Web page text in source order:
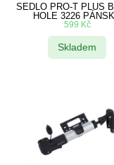
SEDLO PRO-T PLUS
HOLE 3226
599 Kč
Skladem